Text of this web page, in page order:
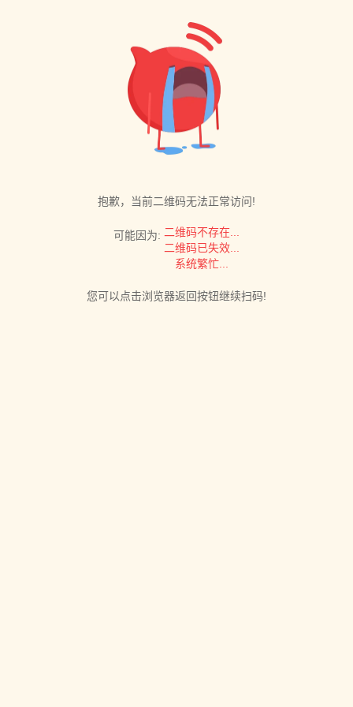
抱歉，当前二维码无法正常访问!
可能因为: 二维码不存在...
二维码已失效...
系统繁忙...
您可以点击浏览器返回按钮继续扫码!